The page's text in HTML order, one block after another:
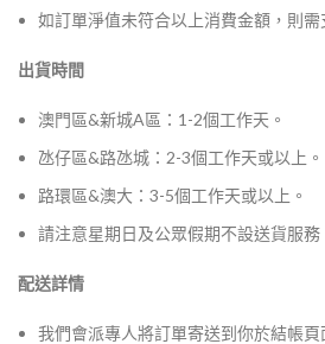
如訂單淨值未符合以上消費金額，則需
出貨時間
澳門區&新城A區：1-2個工作天。
氹仔區&路氹城：2-3個工作天或以上。
路環區&澳大：3-5個工作天或以上。
請注意星期日及公眾假期不設送貨服務
配送詳情
我們會派專人將訂單寄送到你於結帳頁